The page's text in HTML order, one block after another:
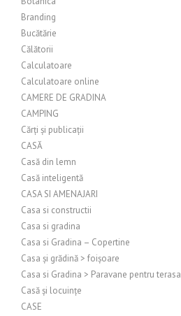
Branding
Bucătărie
Călătorii
Calculatoare
Calculatoare online
CAMERE DE GRADINA
CAMPING
Cărți și publicații
CASĂ
Casă din lemn
Casă inteligentă
CASA SI AMENAJARI
Casa si constructii
Casa si gradina
Casa si Gradina – Copertine
Casa și grădină > foișoare
Casa si Gradina > Paravane pentru terasa
Casă și locuințe
CASE